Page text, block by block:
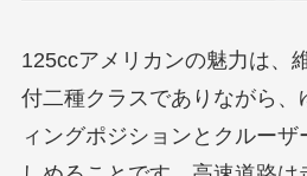
125ccアメリカンの魅力は、
付二種クラスでありながら、
ィングポジションとクルー